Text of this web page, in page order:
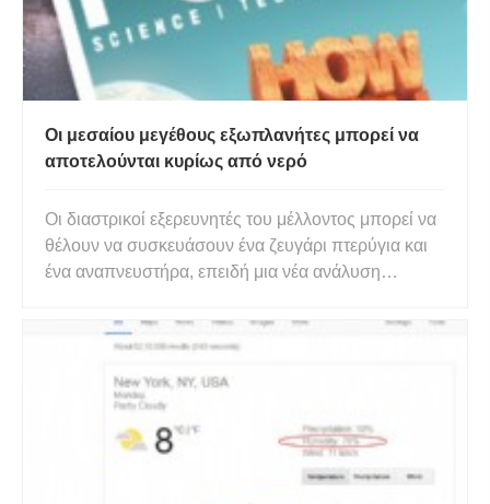
Οι μεσαίου μεγέθους εξωπλανήτες μπορεί να
αποτελούνται κυρίως από νερό
Οι διαστρικοί εξερευνητές του μέλλοντος μπορεί να
θέλουν να συσκευάσουν ένα ζευγάρι πτερύγια και
ένα αναπνευστήρα, επειδή μια νέα ανάλυση
και την αποστολή Gaia της ESA υποδηλώνει ότι
πολλοί εξωπλανήτες μπορεί να αποτελούνται
κυρίως από νερό. Μέχρι σήμερ